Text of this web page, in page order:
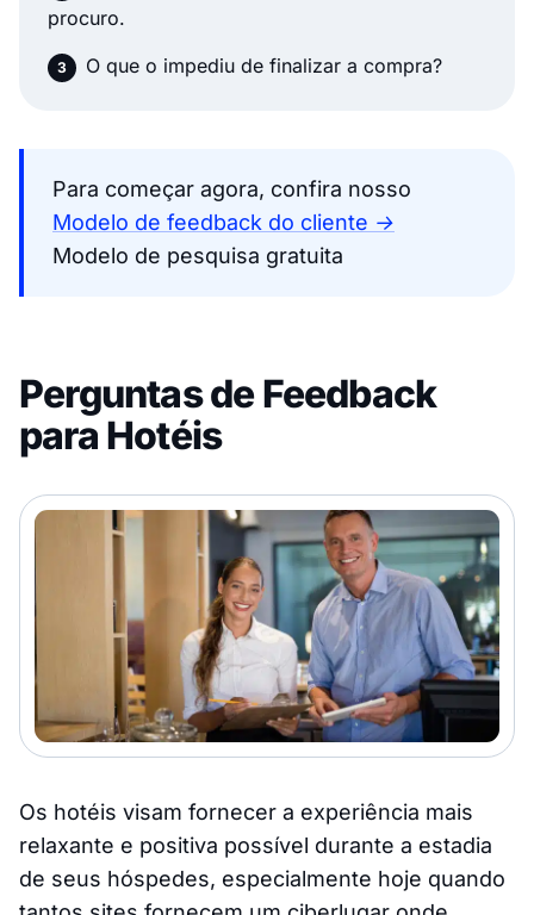
procuro.
O que o impediu de finalizar a compra?
Para começar agora, confira nosso
Modelo de feedback do cliente →
Modelo de pesquisa gratuita
Perguntas de Feedback
para Hotéis
Os hotéis visam fornecer a experiência mais
relaxante e positiva possível durante a estadia
de seus hóspedes, especialmente hoje quando